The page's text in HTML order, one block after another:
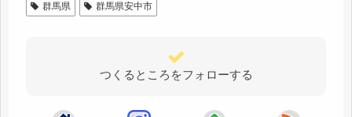
群馬県
群馬県安中市
つくるところをフォローする